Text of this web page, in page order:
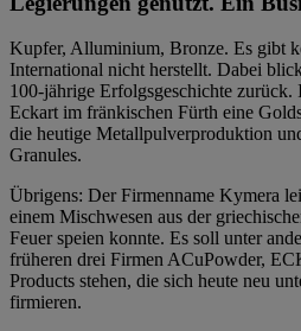
Kupfer, Alluminium, Bronze. Es gibt
International nicht herstellt. Dabei
100-jährige Erfolgsgeschichte zurück.
Eckart im fränkischen Fürth eine
die heutige Metallpulverproduktion
Granules.
Übrigens: Der Firmenname Kymera
einem Mischwesen aus der
Feuer speien konnte. Es soll unter
früheren drei Firmen ACuPowder,
Products stehen, die sich heute neu
firmieren.